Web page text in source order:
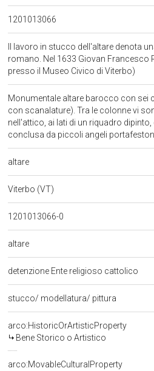
1201013066
Il lavoro in stucco dell'altare denota
romano. Nel 1633 Giovan Francesco
presso il Museo Civico di Viterbo)
Monumentale altare barocco con sei
con scanalature). Tra le colonne vi
nell'attico, ai lati di un riquadro
conclusa da piccoli angeli
altare
Viterbo (VT)
1201013066-0
altare
detenzione Ente religioso cattolico
stucco/ modellatura/ pittura
arco:HistoricOrArtisticProperty
Bene Storico o Artistico
arco:MovableCulturalProperty